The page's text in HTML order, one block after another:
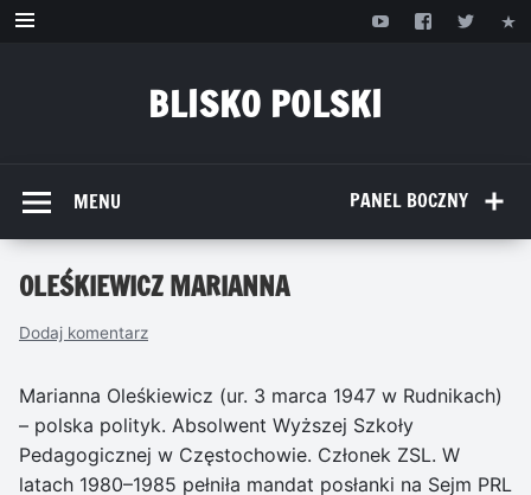
Przejdź
BLISKO POLSKI
PANEL BOCZNY
MENU
OLEŚKIEWICZ MARIANNA
Dodaj komentarz
Marianna Oleśkiewicz (ur. 3 marca 1947 w Rudnikach)
– polska polityk. Absolwent Wyższej Szkoły
Pedagogicznej w Częstochowie. Członek ZSL. W
latach 1980–1985 pełniła mandat posłanki na Sejm PRL